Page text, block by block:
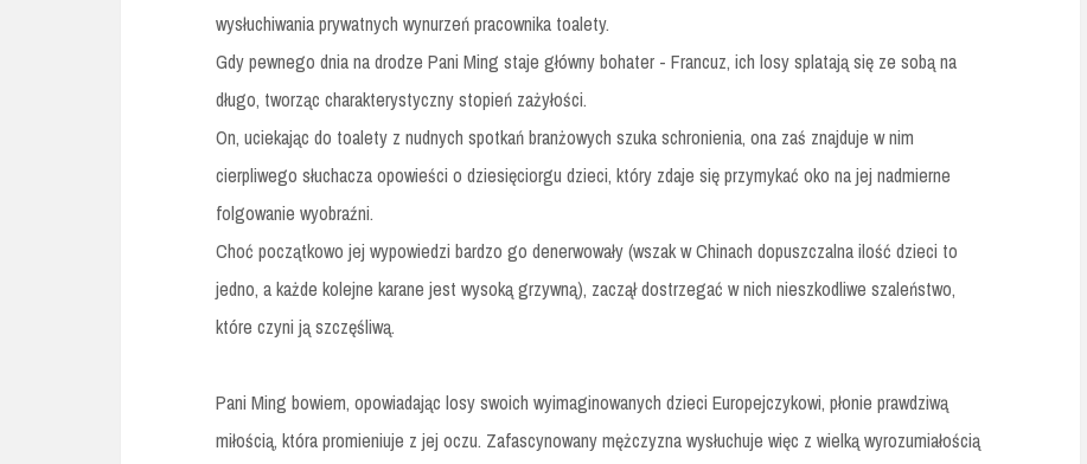
wysłuchiwania prywatnych wynurzeń pracownika toalety.
Gdy pewnego dnia na drodze Pani Ming staje główny bohater - Francuz, ich losy splatają się ze sobą na
długo, tworząc charakterystyczny stopień zażyłości.
On, uciekając do toalety z nudnych spotkań branżowych szuka schronienia, ona zaś znajduje w nim
cierpliwego słuchacza opowieści o dziesięciorgu dzieci, który zdaje się przymykać oko na jej nadmierne
folgowanie wyobraźni.
Choć początkowo jej wypowiedzi bardzo go denerwowały (wszak w Chinach dopuszczalna ilość dzieci to
jedno, a każde kolejne karane jest wysoką grzywną), zaczął dostrzegać w nich nieszkodliwe szaleństwo,
które czyni ją szczęśliwą.
Pani Ming bowiem, opowiadając losy swoich wyimaginowanych dzieci Europejczykowi, płonie prawdziwą
miłością, która promieniuje z jej oczu. Zafascynowany mężczyzna wysłuchuje więc z wielką wyrozumiałością